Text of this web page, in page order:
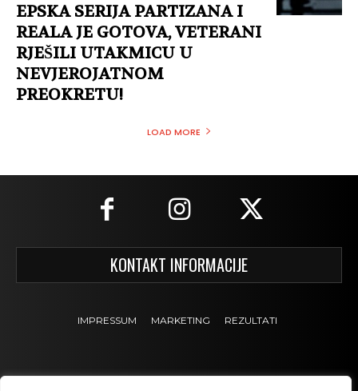
EPSKA SERIJA PARTIZANA I
REALA JE GOTOVA, VETERANI
RJEŠILI UTAKMICU U
NEVJEROJATNOM
PREOKRETU!
LOAD MORE
KONTAKT INFORMACIJE
IMPRESSUM MARKETING REZULTATI